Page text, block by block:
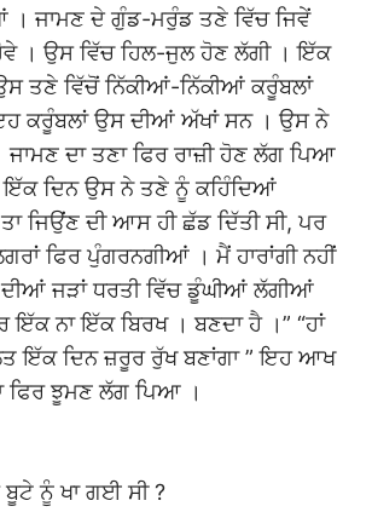
। ਜਾਮਣ ਦੇ ਗੁੰਡ-ਮਰੁੰਡ ਤਣੇ ਵਿੱਚ ਜਿਵੇਂ
। ਉਸ ਵਿੱਚ ਹਿਲ-ਜੁਲ ਹੋਣ ਲੱਗੀ । ਇੱਕ
ਤਣੇ ਵਿੱਚੋਂ ਨਿੱਕੀਆਂ-ਨਿੱਕੀਆਂ ਕਰੂੰਬਲਾਂ
ਕਰੂੰਬਲਾਂ ਉਸ ਦੀਆਂ ਅੱਖਾਂ ਸਨ । ਉਸ ਨੇ
ਦਾ ਤਣਾ ਫਿਰ ਰਾਜ਼ੀ ਹੋਣ ਲੱਗ ਪਿਆ
ਇੱਕ ਦਿਨ ਉਸ ਨੇ ਤਣੇ ਨੂੰ ਕਹਿੰਦਿਆਂ
ਜਿਉਂਣ ਦੀ ਆਸ ਹੀ ਛੱਡ ਦਿੱਤੀ ਸੀ, ਪਰ
ਫਿਰ ਪੁੰਗਰਨਗੀਆਂ । ਮੈਂ ਹਾਰਾਂਗੀ ਨਹੀਂ
ਦੀਆਂ ਜੜਾਂ ਧਰਤੀ ਵਿੱਚ ਡੂੰਘੀਆਂ ਲੱਗੀਆਂ
ਇੱਕ ਨਾ ਇੱਕ ਬਿਰਖ । ਬਣਦਾ ਹੈ ।” “ਹਾਂ
ਇੱਕ ਦਿਨ ਜ਼ਰੂਰ ਰੁੱਖ ਬਣਾਂਗਾ ” ਇਹ ਆਖ
ਫਿਰ ਝੂਮਣ ਲੱਗ ਪਿਆ ।
ਨੂੰ ਖਾ ਗਈ ਸੀ ?